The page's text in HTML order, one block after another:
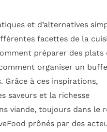
et d’alternatives
facettes de la
préparer des plats
organiser un
Grâce à ces inspirations,
saveurs et la richesse
viande, toujours dans le
prônés par des